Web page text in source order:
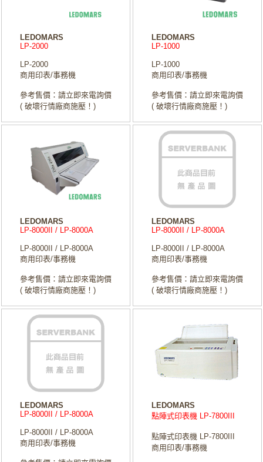
LEDOMARS
LP-2000
LP-2000
商用印表/事務機
參考售價：請立即來電詢價
( 破壞行情廠商施壓！)
LEDOMARS
LP-1000
LP-1000
商用印表/事務機
參考售價：請立即來電詢價
( 破壞行情廠商施壓！)
LEDOMARS
LP-8000II / LP-8000A
LP-8000II / LP-8000A
商用印表/事務機
參考售價：請立即來電詢價
( 破壞行情廠商施壓！)
LEDOMARS
LP-8000II / LP-8000A
LP-8000II / LP-8000A
商用印表/事務機
參考售價：請立即來電詢價
( 破壞行情廠商施壓！)
LEDOMARS
LP-8000II / LP-8000A
LP-8000II / LP-8000A
商用印表/事務機
LEDOMARS
點陣式印表機 LP-7800III
點陣式印表機 LP-7800III
商用印表/事務機